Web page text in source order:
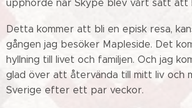
upphörde när Skype blev vårt sätt att
Detta kommer att bli en episk resa,
gången jag besöker Mapleside. Det
hyllning till livet och familjen. Och jag
glad över att återvända till mitt liv och
Sverige efter ett par veckor.